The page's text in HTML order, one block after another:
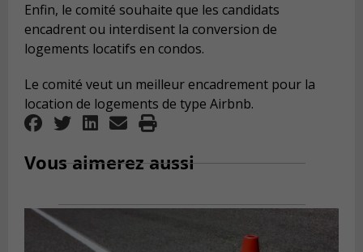
Enfin, le comité souhaite que les candidats
encadrent ou interdisent la conversion de
logements locatifs en condos.
Le comité veut un meilleur encadrement pour la
location de logements de type Airbnb.
Vous aimerez aussi